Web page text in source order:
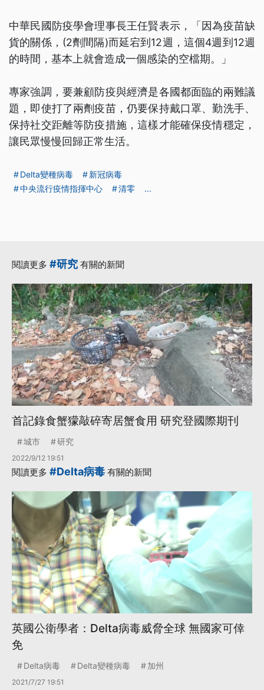
中華民國防疫學會理事長王任賢表示，「因為疫苗缺
貨的關係，(2劑間隔)而延宕到12週，這個4週到12週
的時間，基本上就會造成一個感染的空檔期。」
專家強調，要兼顧防疫與經濟是各國都面臨的兩難議
題，即使打了兩劑疫苗，仍要保持戴口罩、勤洗手、
保持社交距離等防疫措施，這樣才能確保疫情穩定，
讓民眾慢慢回歸正常生活。
Delta變種病毒
新冠病毒
中央流行疫情指揮中心
清零 ...
閱讀更多 #研究 有關的新聞
首記錄食蟹獴敲碎寄居蟹食用 研究登國際期刊
城市 研究
2022/9/12 19:51
閱讀更多 #Delta病毒 有關的新聞
英國公衛學者：Delta病毒威脅全球 無國家可倖
免
Delta病毒 Delta變種病毒 加州
2021/7/27 19:51